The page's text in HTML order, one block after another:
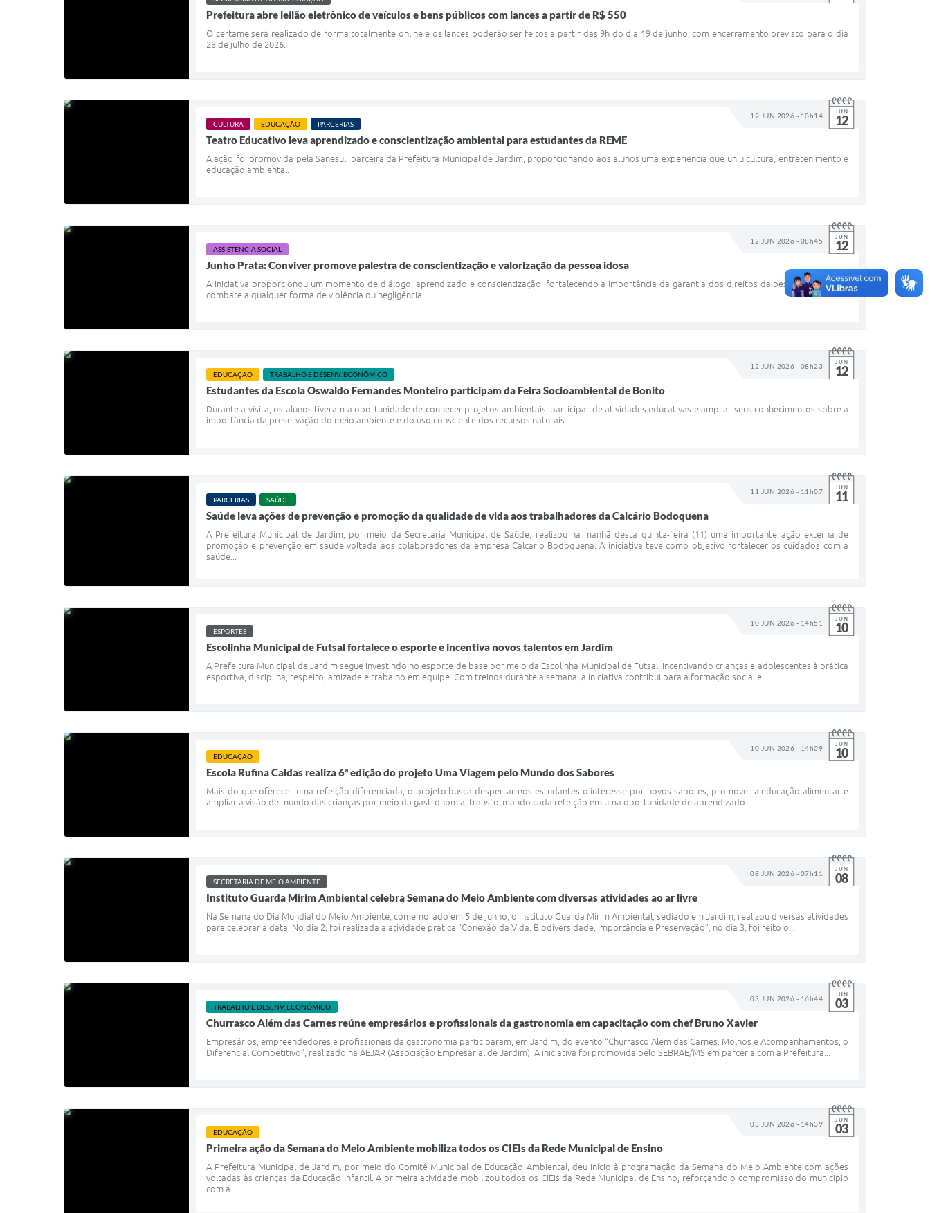
Prefeitura abre leilão eletrônico de veículos e bens públicos com lances a partir de R$ 550
O certame será realizado de forma totalmente online e os lances poderão ser feitos a partir das 9h do dia 19 de junho, com encerramento previsto para o dia
28 de julho de 2026.
12 JUN 2026 - 10h14 JUN
12
CULTURA EDUCAÇÃO PARCERIAS
Teatro Educativo leva aprendizado e conscientização ambiental para estudantes da REME
A ação foi promovida pela Sanesul, parceira da Prefeitura Municipal de Jardim, proporcionando aos alunos uma experiência que uniu cultura, entretenimento e
educação ambiental.
12 JUN 2026 - 08h45 JUN
12
ASSISTÊNCIA SOCIAL
Junho Prata: Conviver promove palestra de conscientização e valorização da pessoa idosa
A iniciativa proporcionou um momento de diálogo, aprendizado e conscientização, fortalecendo a importância da garantia dos direitos da pessoa idosa e do
combate a qualquer forma de violência ou negligência.
12 JUN 2026 - 08h23 JUN
12
EDUCAÇÃO TRABALHO E DESENV. ECONÔMICO
Estudantes da Escola Oswaldo Fernandes Monteiro participam da Feira Socioambiental de Bonito
Durante a visita, os alunos tiveram a oportunidade de conhecer projetos ambientais, participar de atividades educativas e ampliar seus conhecimentos sobre a
importância da preservação do meio ambiente e do uso consciente dos recursos naturais.
11 JUN 2026 - 11h07 JUN
11
PARCERIAS SAÚDE
Saúde leva ações de prevenção e promoção da qualidade de vida aos trabalhadores da Calcário Bodoquena
A Prefeitura Municipal de Jardim, por meio da Secretaria Municipal de Saúde, realizou na manhã desta quinta-feira (11) uma importante ação externa de
promoção e prevenção em saúde voltada aos colaboradores da empresa Calcário Bodoquena. A iniciativa teve como objetivo fortalecer os cuidados com a
saúde...
10 JUN 2026 - 14h51 JUN
10
ESPORTES
Escolinha Municipal de Futsal fortalece o esporte e incentiva novos talentos em Jardim
A Prefeitura Municipal de Jardim segue investindo no esporte de base por meio da Escolinha Municipal de Futsal, incentivando crianças e adolescentes à prática
esportiva, disciplina, respeito, amizade e trabalho em equipe. Com treinos durante a semana, a iniciativa contribui para a formação social e...
10 JUN 2026 - 14h09 JUN
10
EDUCAÇÃO
Escola Rufina Caldas realiza 6ª edição do projeto Uma Viagem pelo Mundo dos Sabores
Mais do que oferecer uma refeição diferenciada, o projeto busca despertar nos estudantes o interesse por novos sabores, promover a educação alimentar e
ampliar a visão de mundo das crianças por meio da gastronomia, transformando cada refeição em uma oportunidade de aprendizado.
08 JUN 2026 - 07h11 JUN
08
SECRETARIA DE MEIO AMBIENTE
Instituto Guarda Mirim Ambiental celebra Semana do Meio Ambiente com diversas atividades ao ar livre
Na Semana do Dia Mundial do Meio Ambiente, comemorado em 5 de junho, o Instituto Guarda Mirim Ambiental, sediado em Jardim, realizou diversas atividades
para celebrar a data. No dia 2, foi realizada a atividade prática “Conexão da Vida: Biodiversidade, Importância e Preservação”; no dia 3, foi feito o...
03 JUN 2026 - 16h44 JUN
03
TRABALHO E DESENV. ECONÔMICO
Churrasco Além das Carnes reúne empresários e profissionais da gastronomia em capacitação com chef Bruno Xavier
Empresários, empreendedores e profissionais da gastronomia participaram, em Jardim, do evento “Churrasco Além das Carnes: Molhos e Acompanhamentos, o
Diferencial Competitivo”, realizado na AEJAR (Associação Empresarial de Jardim). A iniciativa foi promovida pelo SEBRAE/MS em parceria com a Prefeitura...
03 JUN 2026 - 14h39 JUN
03
EDUCAÇÃO
Primeira ação da Semana do Meio Ambiente mobiliza todos os CIEIs da Rede Municipal de Ensino
A Prefeitura Municipal de Jardim, por meio do Comitê Municipal de Educação Ambiental, deu início à programação da Semana do Meio Ambiente com ações
voltadas às crianças da Educação Infantil. A primeira atividade mobilizou todos os CIEIs da Rede Municipal de Ensino, reforçando o compromisso do município
com a...